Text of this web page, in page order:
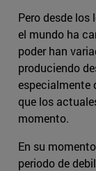
Pero desde
el mundo ha
poder han
produciendo
especialmente
que los
momento.
En su
periodo de